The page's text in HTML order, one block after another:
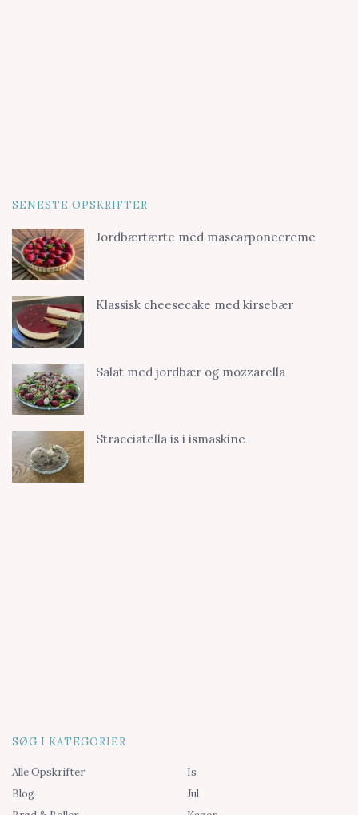
SENESTE OPSKRIFTER
Jordbærtærte med mascarponecreme
Klassisk cheesecake med kirsebær
Salat med jordbær og mozzarella
Stracciatella is i ismaskine
SØG I KATEGORIER
Alle Opskrifter
Blog
Is
Jul